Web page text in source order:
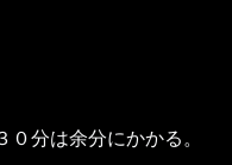
分は余分にかかる。